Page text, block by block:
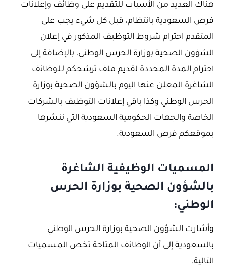
هناك العديد من الأسباب للتقديم على وظائف وإعلانات
فرص السعودية بانتظام، قبل كل شيء يجب على
المتقدم احترام شروط التوظيف المذكور في إعلان
الشؤون الصحية بوزارة الحرس الوطني، بالإضافة إلى
احترام المدة المحددة لقديم ملف ترشحكم لـلوظائف
الشاغرة المعلن عنها اليوم بالشؤون الصحية بوزارة
الحرس الوطني وكذا باقي إعلانات التوظيف بالشركات
الخاصة والجهات الحكومية السعودية التي ننشرها
بموقعكم فرص السعودية.
المسميات الوظيفية الشاغرة
بالشؤون الصحية بوزارة الحرس
الوطني:
وأشارت الشؤون الصحية بوزارة الحرس الوطني
بالسعودية إلى أن الوظائف المتاحة تخص المسميات
التالية.